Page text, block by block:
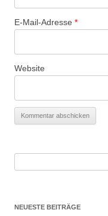
E-Mail-Adresse *
Website
NEUESTE BEITRÄGE